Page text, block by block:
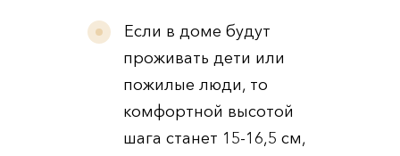
Если в доме будут
проживать дети или
пожилые люди, то
комфортной высотой
шага станет 15-16,5 см,